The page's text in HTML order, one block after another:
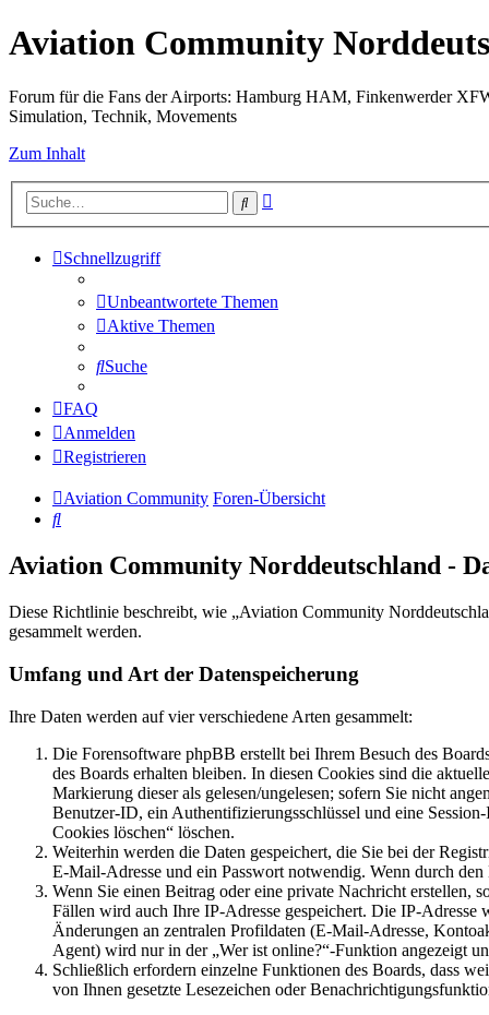
Aviation Community
Forum für die Fans der Airports: Hamburg HAM, Finkenwerder
Simulation, Technik, Movements
Zum Inhalt
Suche
Schnellzugriff
Unbeantwortete Themen
Aktive Themen
Suche
FAQ
Anmelden
Registrieren
Aviation Community Foren-Übersicht
Suche
Aviation Community Norddeutschland -
Diese Richtlinie beschreibt, wie „Aviation Community
gesammelt werden.
Umfang und Art der Datenspeicherung
Ihre Daten werden auf vier verschiedene Arten gesammelt:
Die Forensoftware phpBB erstellt bei Ihrem Besuch des
des Boards erhalten bleiben. In diesen Cookies sind die
Markierung dieser als gelesen/ungelesen; sofern Sie nicht
Benutzer-ID, ein Authentifizierungsschlüssel und eine
Cookies löschen“ löschen.
Weiterhin werden die Daten gespeichert, die Sie bei der
E-Mail-Adresse und ein Passwort notwendig. Wenn durch
Wenn Sie einen Beitrag oder eine private Nachricht erstellen,
Fällen wird auch Ihre IP-Adresse gespeichert. Die IP-
Änderungen an zentralen Profildaten (E-Mail-Adresse,
Agent) wird nur in der „Wer ist online?“-Funktion angezeigt
Schließlich erfordern einzelne Funktionen des Boards, dass
von Ihnen gesetzte Lesezeichen oder